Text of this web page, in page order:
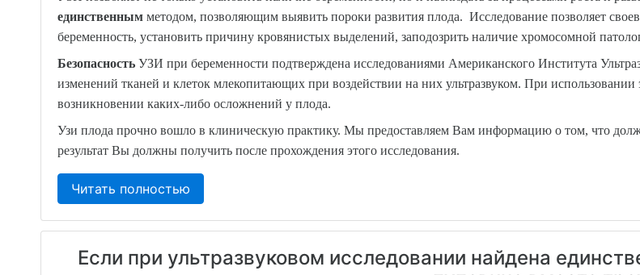
единственным методом, позволяющим выявить пороки развития плода. Исследование позволяет
беременность, установить причину кровянистых выделений, заподозрить наличие хромосомной
Безопасность УЗИ при беременности подтверждена исследованиями Американского Института
изменений тканей и клеток млекопитающих при воздействии на них ультразвуком. При
возникновении каких-либо осложнений у плода.
Узи плода прочно вошло в клиническую практику. Мы предоставляем Вам информацию о том, что
результат Вы должны получить после прохождения этого исследования.
Читать полностью
Если при ультразвуковом исследовании найдена